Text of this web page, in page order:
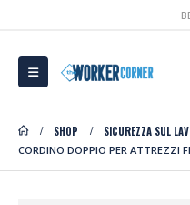
SHOP SICUREZZA SUL
CORDINO DOPPIO PER ATTREZZI